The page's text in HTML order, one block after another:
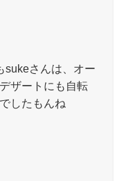
sukeさんは、オー
ザートにも自転
したもんね